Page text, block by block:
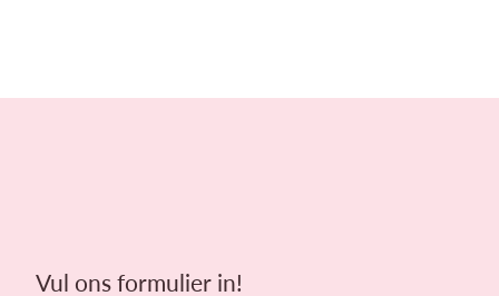
Vul ons formulier in!